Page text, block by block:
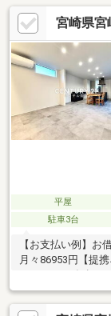
モールまで約
ドナルド・ミスタ
クセスも良好な人
良好で、そのまま
性と利便性を兼ね
宮崎県宮
平屋
駐車3台
【お支払い例】お借
月々86953円【提